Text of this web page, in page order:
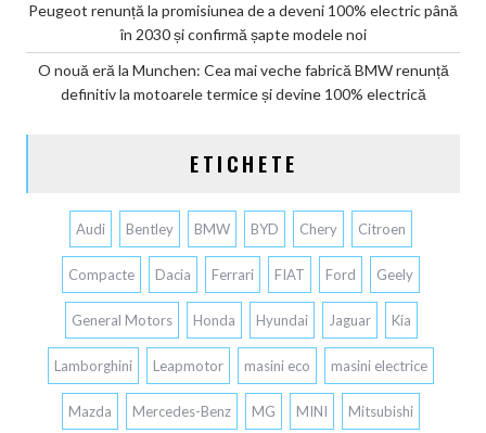
Peugeot renunță la promisiunea de a deveni 100% electric până
în 2030 și confirmă șapte modele noi
O nouă eră la Munchen: Cea mai veche fabrică BMW renunță
definitiv la motoarele termice și devine 100% electrică
ETICHETE
Audi Bentley BMW BYD Chery Citroen
Compacte Dacia Ferrari FIAT Ford Geely
General Motors Honda Hyundai Jaguar Kia
Lamborghini Leapmotor masini eco masini electrice
Mazda Mercedes-Benz MG MINI Mitsubishi